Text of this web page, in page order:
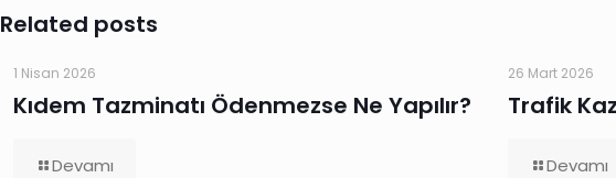
Related posts
1 Nisan 2026
Kıdem Tazminatı Ödenmezse Ne Yapılır?
Devamı
26 Mart 2026
Trafik
Devamı